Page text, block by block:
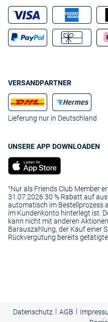
VERSANDPARTNER
Lieferung nur in Deutschland
UNSERE APP DOWNLOADEN
¹Nur als Friends Club Member
31.07.2026 30 % Rabatt auf
automatisch im Bestellprozess
im Kundenkonto hinterlegt ist.
kann nicht mit anderen
Barauszahlung, der Kauf einer
Rückvergütung bereits
Datenschutz | AGB |